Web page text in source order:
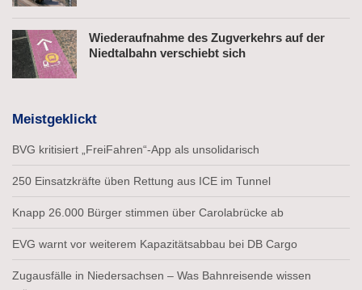
Wiederaufnahme des Zugverkehrs auf der
Niedtalbahn verschiebt sich
Meistgeklickt
BVG kritisiert „FreiFahren“-App als unsolidarisch
250 Einsatzkräfte üben Rettung aus ICE im Tunnel
Knapp 26.000 Bürger stimmen über Carolabrücke ab
EVG warnt vor weiterem Kapazitätsabbau bei DB Cargo
Zugausfälle in Niedersachsen – Was Bahnreisende wissen